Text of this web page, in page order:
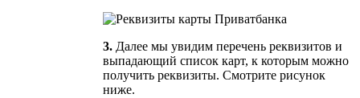
3. Далее мы увидим перечень реквизитов и
выпадающий список карт, к которым можно
получить реквизиты. Смотрите рисунок
ниже.